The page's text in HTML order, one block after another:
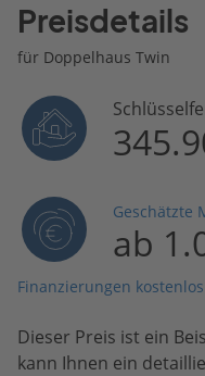
Preisdetails
für Doppelhaus Twin
Geschätzte
ab
Finanzierungen
Dieser Preis ist ein
kann Ihnen ein